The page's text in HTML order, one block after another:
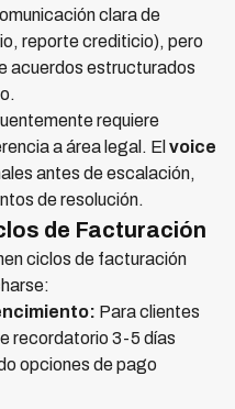
clara de
reporte crediticio), pero
acuerdos estructurados
requiere
a área legal. El voice
antes de escalación,
de resolución.
de Facturación
ciclos de facturación
Para clientes
recordatorio 3-5 días
opciones de pago